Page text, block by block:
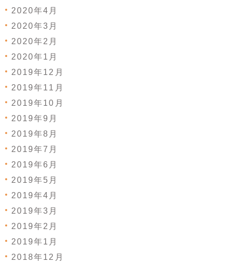
2020年4月
2020年3月
2020年2月
2020年1月
2019年12月
2019年11月
2019年10月
2019年9月
2019年8月
2019年7月
2019年6月
2019年5月
2019年4月
2019年3月
2019年2月
2019年1月
2018年12月